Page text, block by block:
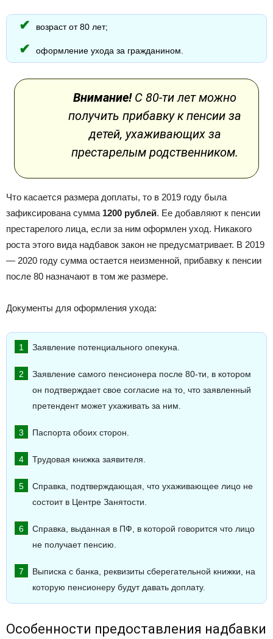
возраст от 80 лет;
оформление ухода за гражданином.
Внимание!С 80-ти лет можно
получить прибавку к пенсии за
детей, ухаживающих за
престарелым родственником.
Что касается размера доплаты, то в 2019 году была
зафиксирована сумма 1200 рублей. Ее добавляют к пенсии
престарелого лица, если за ним оформлен уход. Никакого
роста этого вида надбавок закон не предусматривает. В 2019
— 2020 году сумма остается неизменной, прибавку к пенсии
после 80 назначают в том же размере.
Документы для оформления ухода:
Заявление потенциального опекуна.
Заявление самого пенсионера после 80-ти, в котором
он подтверждает свое согласие на то, что заявленный
претендент может ухаживать за ним.
Паспорта обоих сторон.
Трудовая книжка заявителя.
Справка, подтверждающая, что ухаживающее лицо не
состоит в Центре Занятости.
Справка, выданная в ПФ, в которой говорится что лицо
не получает пенсию.
Выписка с банка, реквизиты сберегательной книжки, на
которую пенсионеру будут давать доплату.
Особенности предоставления надбавки